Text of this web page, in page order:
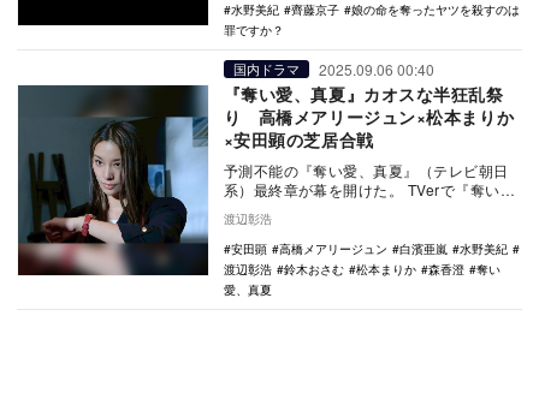
水野美紀
齊藤京子
娘の命を奪ったヤツを殺すのは
罪ですか？
国内ドラマ 2025.09.06 00:40
『奪い愛、真夏』カオスな半狂乱祭
り 高橋メアリージュン×松本まりか
×安田顕の芝居合戦
予測不能の『奪い愛、真夏』（テレビ朝日
系）最終章が幕を開けた。 TVerで『奪い
愛、真夏』をみる 第7話の始まりは、未来
（…
渡辺彰浩
安田顕
高橋メアリージュン 白濱亜嵐
水野美紀
渡辺彰浩
鈴木おさむ 松本まりか 森香澄
奪い
愛、真夏